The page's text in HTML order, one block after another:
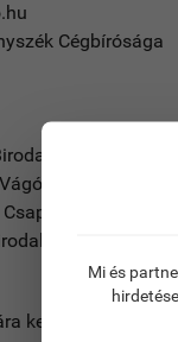
Cégbírósága
utca 2. 4.
utca 13. 1/2
került sor, akkor
Mi és